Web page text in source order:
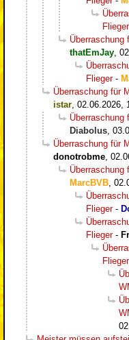
Flieger
Überraschung
thatEmJay
Flieger-
Überraschung für
istar 02.06.2026,
Überraschung
Diabolus
Überraschung für
donotrobme
Überraschung
MarcBVB
Flieger-
Flieger-
Flieger